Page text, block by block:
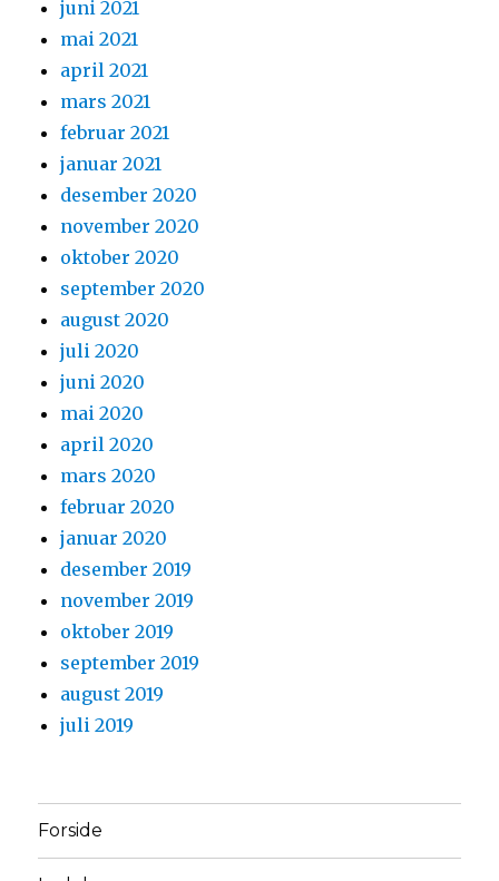
juni 2021
mai 2021
april 2021
mars 2021
februar 2021
januar 2021
desember 2020
november 2020
oktober 2020
september 2020
august 2020
juli 2020
juni 2020
mai 2020
april 2020
mars 2020
februar 2020
januar 2020
desember 2019
november 2019
oktober 2019
september 2019
august 2019
juli 2019
Forside